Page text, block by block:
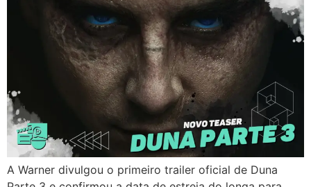
A Warner divulgou o primeiro trailer oficial de Duna